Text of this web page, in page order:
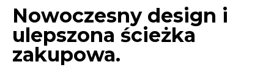
Nowoczesny design i
ulepszona ścieżka
zakupowa.